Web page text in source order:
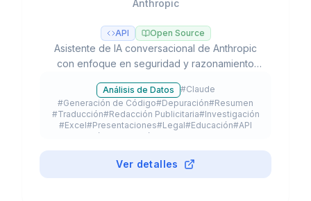
Anthropic
API Open Source
Asistente de IA conversacional de Anthropic
con enfoque en seguridad y razonamiento
flujos de trabajo agénticos con modelos Opus,
Sonnet y Haiku.
Análisis de Datos #Claude
#Generación de Código#Depuración#Resumen
#Traducción#Redacción Publicitaria#Investigación
#Excel#Presentaciones#Legal#Educación#API
App Móvil Extensión de Navegador
Ver detalles